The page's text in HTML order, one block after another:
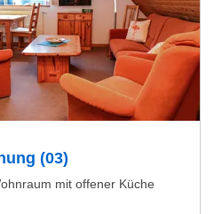
(03)
mit offener Küche